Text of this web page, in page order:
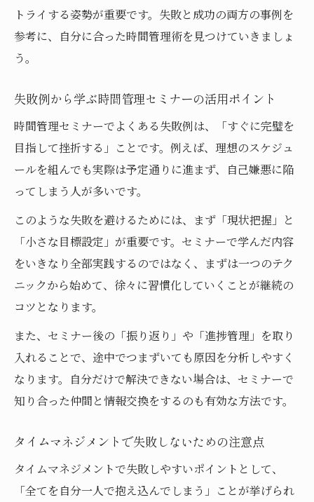
トライする姿勢が重要です。失敗と成功の両方の事例を
参考に、自分に合った時間管理術を見つけていきましょ
う。
失敗例から学ぶ時間管理セミナーの活用ポイント
時間管理セミナーでよくある失敗例は、「すぐに完璧を
目指して挫折する」ことです。例えば、理想のスケジュ
ールを組んでも実際は予定通りに進まず、自己嫌悪に陥
ってしまう人が多いです。
このような失敗を避けるためには、まず「現状把握」と
「小さな目標設定」が重要です。セミナーで学んだ内容
をいきなり全部実践するのではなく、まずは一つのテク
ニックから始めて、徐々に習慣化していくことが継続の
コツとなります。
また、セミナー後の「振り返り」や「進捗管理」を取り
入れることで、途中でつまずいても原因を分析しやすく
なります。自分だけで解決できない場合は、セミナーで
知り合った仲間と情報交換をするのも有効な方法です。
タイムマネジメントで失敗しないための注意点
タイムマネジメントで失敗しやすいポイントとして、
「全てを自分一人で抱え込んでしまう」ことが挙げられ